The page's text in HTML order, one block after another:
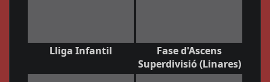
Lliga Infantil
Fase d'Ascens
Superdivisió (Linares)